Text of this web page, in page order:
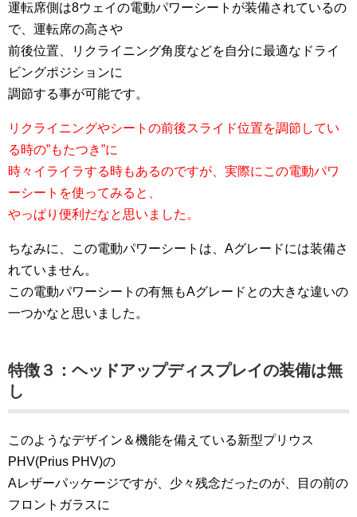
運転席側は8ウェイの電動パワーシートが装備されているの
で、運転席の高さや
前後位置、リクライニング角度などを自分に最適なドライ
ビングポジションに
調節する事が可能です。
リクライニングやシートの前後スライド位置を調節してい
る時の”もたつき”に
時々イライラする時もあるのですが、実際にこの電動パワ
ーシートを使ってみると、
やっぱり便利だなと思いました。
ちなみに、この電動パワーシートは、Aグレードには装備さ
れていません。
この電動パワーシートの有無もAグレードとの大きな違いの
一つかなと思いました。
特徴３：ヘッドアップディスプレイの装備は無
し
このようなデザイン＆機能を備えている新型プリウス
PHV(Prius PHV)の
Aレザーパッケージですが、少々残念だったのが、目の前の
フロントガラスに